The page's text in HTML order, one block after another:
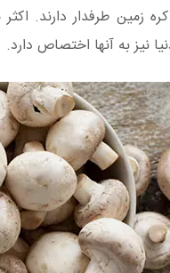
زمین طرفدار دارند.
نیز به آنها اختصاص دارد.